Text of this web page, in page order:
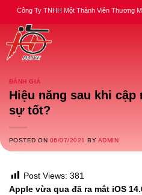
content
Công Ty TNHH Một Thành Viên Thương
ĐÁNH GIÁ
Hiệu năng sau khi cập
sự tốt?
POSTED ON 06/07/2021 BY ADMIN
Post Views: 381
Apple vừa qua đã ra mắt iOS